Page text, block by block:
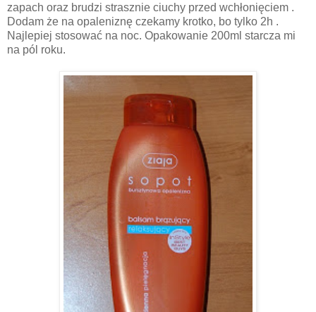
zapach oraz brudzi strasznie ciuchy przed wchłonięciem .
Dodam że na opaleniznę czekamy krotko, bo tylko 2h .
Najlepiej stosować na noc. Opakowanie 200ml starcza mi
na pól roku.